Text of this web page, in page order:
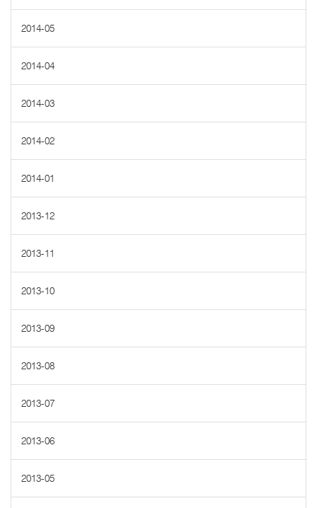
2014-05
2014-04
2014-03
2014-02
2014-01
2013-12
2013-11
2013-10
2013-09
2013-08
2013-07
2013-06
2013-05